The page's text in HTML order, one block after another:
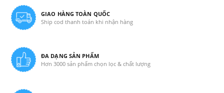
GIAO HÀNG TOÀN QUỐC
Ship cod thanh toán khi nhận hàng
ĐA DẠNG SẢN PHẨM
Hơn 3000 sản phẩm chọn lọc & chất lượng